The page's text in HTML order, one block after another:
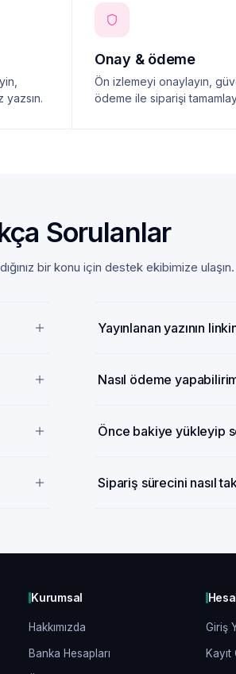
Onay & ödeme
Ön izlemeyi onaylayın,
ödeme ile siparişi
Sorulanlar
bir konu için destek ekibimize ulaşın.
Yayınlanan yazının
Nasıl ödeme
Önce bakiye yükleyip
Sipariş sürecini nasıl
Kurumsal
Hakkımızda
Banka Hesapları
Giriş
Kayıt